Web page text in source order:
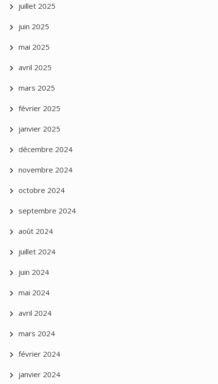
juillet 2025
juin 2025
mai 2025
avril 2025
mars 2025
février 2025
janvier 2025
décembre 2024
novembre 2024
octobre 2024
septembre 2024
août 2024
juillet 2024
juin 2024
mai 2024
avril 2024
mars 2024
février 2024
janvier 2024